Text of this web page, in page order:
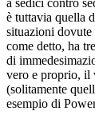
a sedici contro
è tuttavia quella
situazioni
come detto, ha
di
vero e proprio, il
(solitamente
esempio di